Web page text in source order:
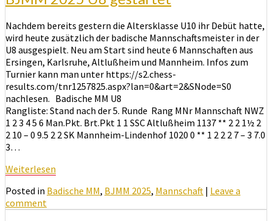
Nachdem bereits gestern die Altersklasse U10 ihr Debüt hatte,
wird heute zusätzlich der badische Mannschaftsmeister in der
U8 ausgespielt. Neu am Start sind heute 6 Mannschaften aus
Ersingen, Karlsruhe, Altlußheim und Mannheim. Infos zum
Turnier kann man unter https://s2.chess-
results.com/tnr1257825.aspx?lan=0&art=2&SNode=S0
nachlesen. Badische MM U8
Rangliste: Stand nach der 5. Runde Rang MNr Mannschaft NWZ
1 2 3 4 5 6 Man.Pkt. Brt.Pkt 1 1 SSC Altlußheim 1137 ** 2 2 1½ 2
2 10 – 0 9.5 2 2 SK Mannheim-Lindenhof 1020 0 ** 1 2 2 2 7 – 3 7.0
3…
Weiterlesen
Posted in Badische MM, BJMM 2025, Mannschaft | Leave a
comment